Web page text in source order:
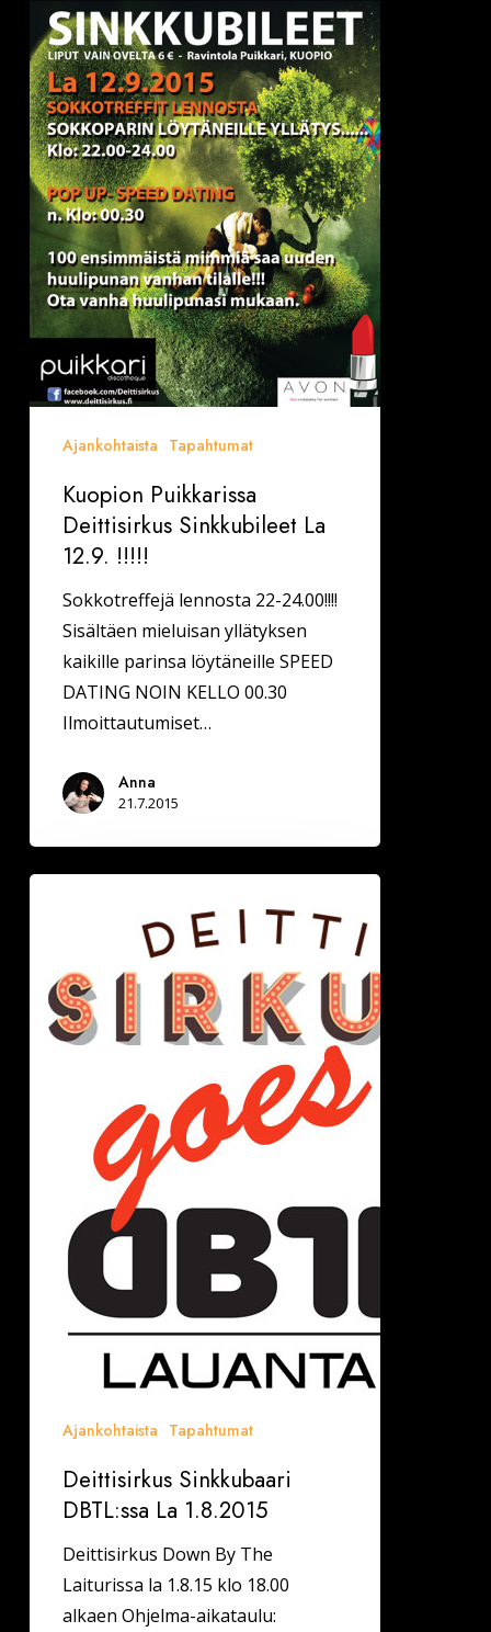
Sinkkubileet
La
12.9.
!!!!!
Ajankohtaista Tapahtumat
Kuopion Puikkarissa
Deittisirkus Sinkkubileet La
12.9. !!!!!
Sokkotreffejä lennosta 22-24.00!!!!
Sisältäen mieluisan yllätyksen
kaikille parinsa löytäneille SPEED
DATING NOIN KELLO 00.30
Ilmoittautumiset…
Anna
21.7.2015
1.8.2015
Ajankohtaista Tapahtumat
Deittisirkus Sinkkubaari
DBTL:ssa La 1.8.2015
Deittisirkus Down By The
Laiturissa la 1.8.15 klo 18.00
alkaen Ohjelma-aikataulu: